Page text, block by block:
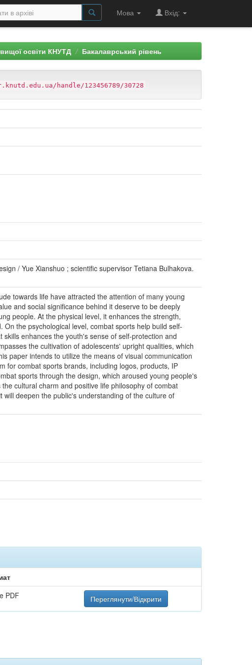
Мова Вхід:
вищої освіти КНУТД Бакалаврський рівень
handle/123456789/30728
/ Yue Xianshuo ; scientific supervisor Tetiana Bulhakova.
towards life have attracted the attention of many young
and social significance behind it deserve to be deeply
people. At the physical level, it enhances the strength,
the psychological level, combat sports help build self-
enhances the youth's sense of self-protection and
the cultivation of adolescents' upright qualities, which
paper intends to utilize the means of visual communication
for combat sports brands, including logos, products, IP
sports through the design, which aroused young people's
cultural charm and positive life philosophy of combat
deepen the public's understanding of the culture of
PDF Переглянути/Відкрити